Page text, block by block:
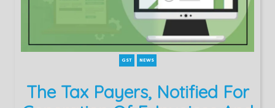
GST NEWS
The Tax Payers, Notified For